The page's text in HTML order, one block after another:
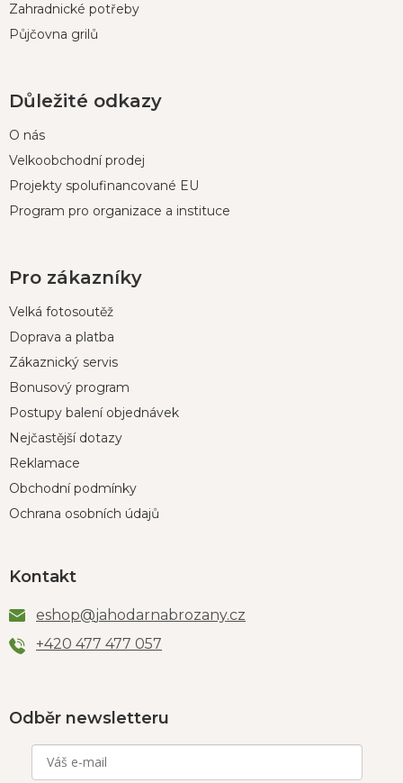
Zahradnické potřeby
Půjčovna grilů
Důležité odkazy
O nás
Velkoobchodní prodej
Projekty spolufinancované EU
Program pro organizace a instituce
Pro zákazníky
Velká fotosoutěž
Doprava a platba
Zákaznický servis
Bonusový program
Postupy balení objednávek
Nejčastější dotazy
Reklamace
Obchodní podmínky
Ochrana osobních údajů
Kontakt
eshop@jahodarnabrozany.cz
+420 477 477 057
Odběr newsletteru